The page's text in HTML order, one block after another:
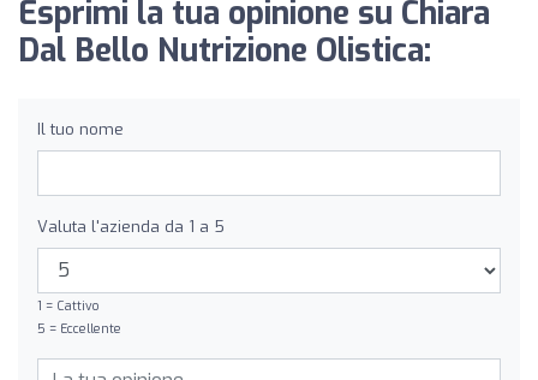
Esprimi la tua opinione su Chiara
Dal Bello Nutrizione Olistica:
Il tuo nome
Valuta l'azienda da 1 a 5
1 = Cattivo
5 = Eccellente